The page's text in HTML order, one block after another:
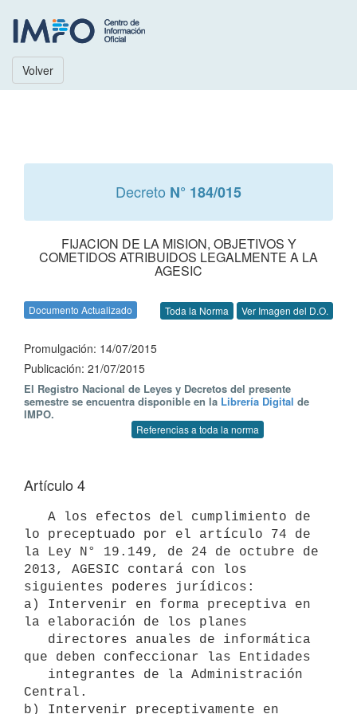
Volver
Decreto N° 184/015
FIJACION DE LA MISION, OBJETIVOS Y
COMETIDOS ATRIBUIDOS LEGALMENTE A LA
AGESIC
Documento Actualizado Toda la Norma Ver Imagen del D.O.
Promulgación: 14/07/2015
Publicación: 21/07/2015
El Registro Nacional de Leyes y Decretos del presente
semestre se encuentra disponible en la Librería Digital de
IMPO.
Referencias a toda la norma
Artículo 4
lo preceptuado por el artículo 74 de
la Ley N° 19.149, de 24 de octubre de
2013, AGESIC contará con los
siguientes poderes jurídicos:
a) Intervenir en forma preceptiva en
la elaboración de los planes
que deben confeccionar las Entidades
Central.
b) Intervenir preceptivamente en